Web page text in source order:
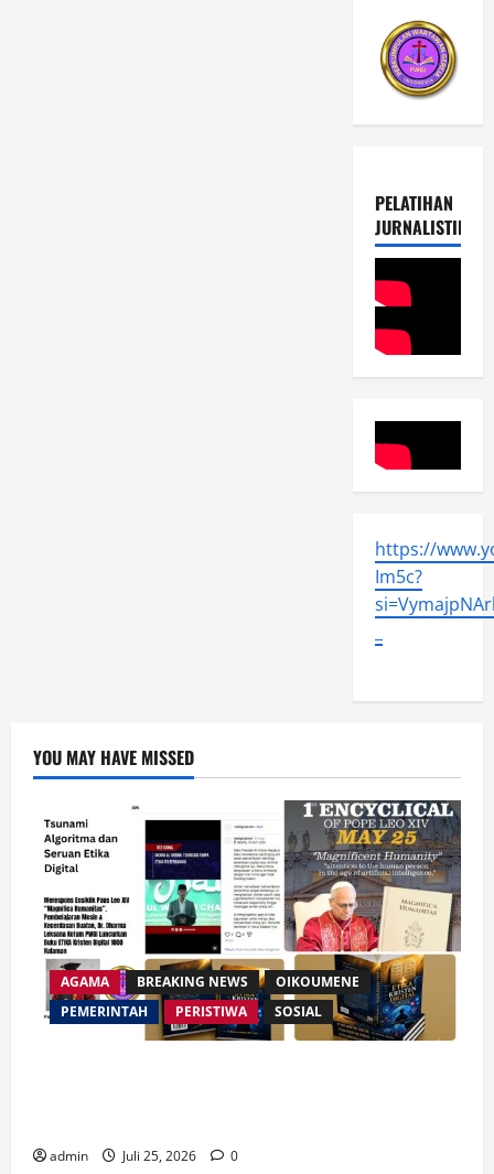
PELATIHAN
JURNALISTIK
https://
Im5c?
YOU MAY HAVE MISSED
AGAMA BREAKING NEWS
OIKOUMENE
PEMERINTAH
PERISTIWA SOSIAL
admin Juli 25, 2026 0